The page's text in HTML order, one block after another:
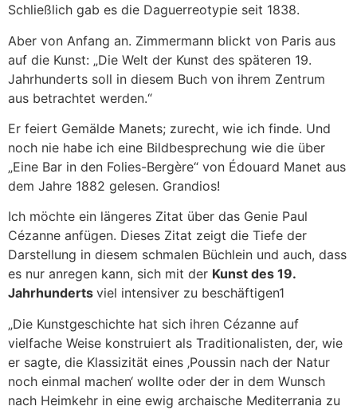
Schließlich gab es die Daguerreotypie seit 1838.
Aber von Anfang an. Zimmermann blickt von Paris aus
auf die Kunst: „Die Welt der Kunst des späteren 19.
Jahrhunderts soll in diesem Buch von ihrem Zentrum
aus betrachtet werden.“
Er feiert Gemälde Manets; zurecht, wie ich finde. Und
noch nie habe ich eine Bildbesprechung wie die über
„Eine Bar in den Folies-Bergère“ von Édouard Manet aus
dem Jahre 1882 gelesen. Grandios!
Ich möchte ein längeres Zitat über das Genie Paul
Cézanne anfügen. Dieses Zitat zeigt die Tiefe der
Darstellung in diesem schmalen Büchlein und auch, dass
es nur anregen kann, sich mit der Kunst des 19.
Jahrhunderts viel intensiver zu beschäftigen1
„Die Kunstgeschichte hat sich ihren Cézanne auf
vielfache Weise konstruiert als Traditionalisten, der, wie
er sagte, die Klassizität eines ‚Poussin nach der Natur
noch einmal machen‘ wollte oder der in dem Wunsch
nach Heimkehr in eine ewig archaische Mediterrania zu